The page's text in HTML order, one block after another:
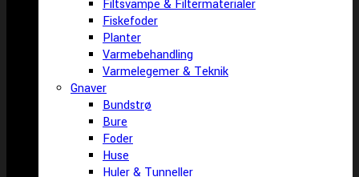
Filtsvampe & Filtermaterialer
Fiskefoder
Planter
Varmebehandling
Varmelegemer & Teknik
Gnaver
Bundstrø
Bure
Foder
Huse
Huler & Tunneller